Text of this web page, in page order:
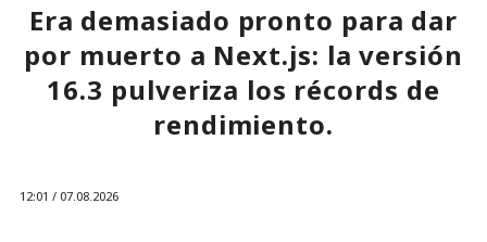
Era demasiado pronto para dar
por muerto a Next.js: la versión
16.3 pulveriza los récords de
rendimiento.
12:01 / 07.08.2026